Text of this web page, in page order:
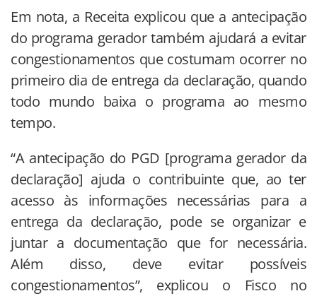
Em nota, a Receita explicou que a antecipação
do programa gerador também ajudará a evitar
congestionamentos que costumam ocorrer no
primeiro dia de entrega da declaração, quando
todo mundo baixa o programa ao mesmo
tempo.
“A antecipação do PGD [programa gerador da
declaração] ajuda o contribuinte que, ao ter
acesso às informações necessárias para a
entrega da declaração, pode se organizar e
juntar a documentação que for necessária.
Além disso, deve evitar possíveis
congestionamentos”, explicou o Fisco no